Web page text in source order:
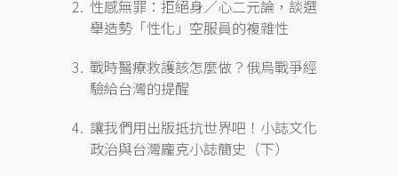
性感無罪：拒絕身／心二元論，談選
舉造勢「性化」空服員的複雜性
戰時醫療救護該怎麼做？俄烏戰爭經
驗給台灣的提醒
讓我們用出版抵抗世界吧！小誌文化
政治與台灣龐克小誌簡史（下）